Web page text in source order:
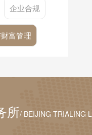
企业合规
富管理
所/ BEIJING TRIALING